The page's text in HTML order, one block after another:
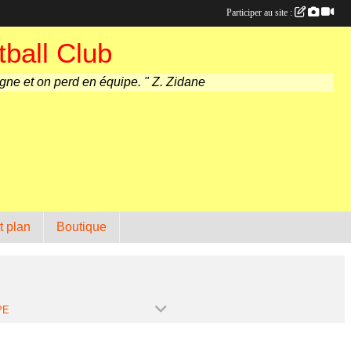
Club
et on perd en équipe. " Z. Zidane
plan Boutique
Participer au site :